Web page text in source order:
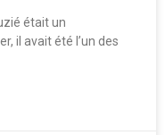
était un
il avait été l’un des